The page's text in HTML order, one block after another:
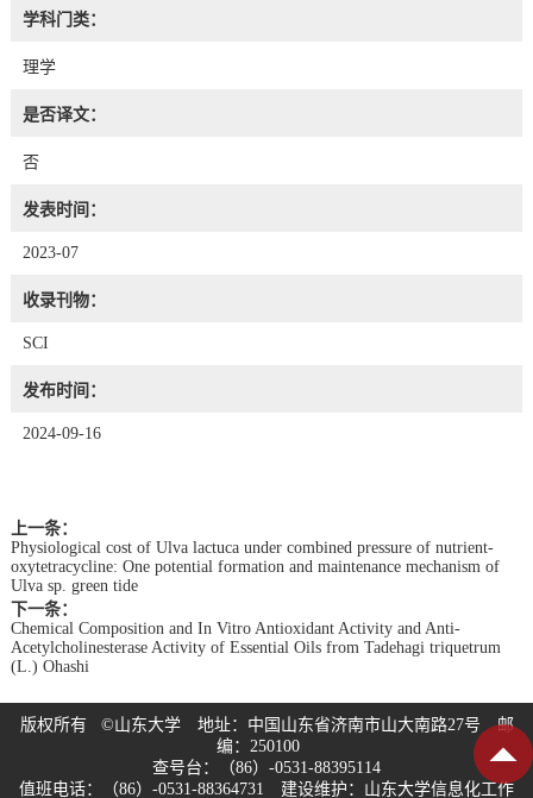
学科门类：
理学
是否译文：
否
发表时间：
2023-07
收录刊物：
SCI
发布时间：
2024-09-16
上一条：
Physiological cost of Ulva lactuca under combined pressure of nutrient-
oxytetracycline: One potential formation and maintenance mechanism of
Ulva sp. green tide
下一条：
Chemical Composition and In Vitro Antioxidant Activity and Anti-
Acetylcholinesterase Activity of Essential Oils from Tadehagi triquetrum
(L.) Ohashi
版权所有 ©山东大学 地址：中国山东省济南市山大南路27号 邮
编：250100
查号台：（86）-0531-88395114
值班电话：（86）-0531-88364731 建设维护：山东大学信息化工作